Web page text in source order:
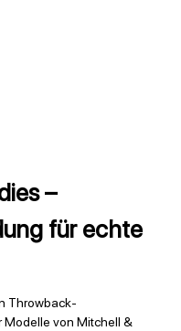
–
für echte
Throwback-
Modelle von Mitchell &